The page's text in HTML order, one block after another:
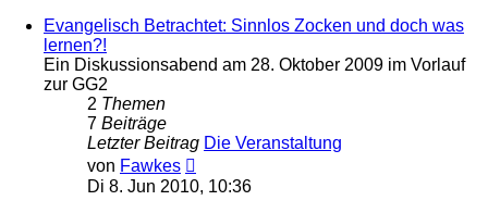
Evangelisch Betrachtet: Sinnlos Zocken und doch was
lernen?!
Ein Diskussionsabend am 28. Oktober 2009 im Vorlauf
zur GG2
2 Themen
7 Beiträge
Letzter Beitrag Die Veranstaltung
von Fawkes
Beitrag
Di 8. Jun 2010, 10:36